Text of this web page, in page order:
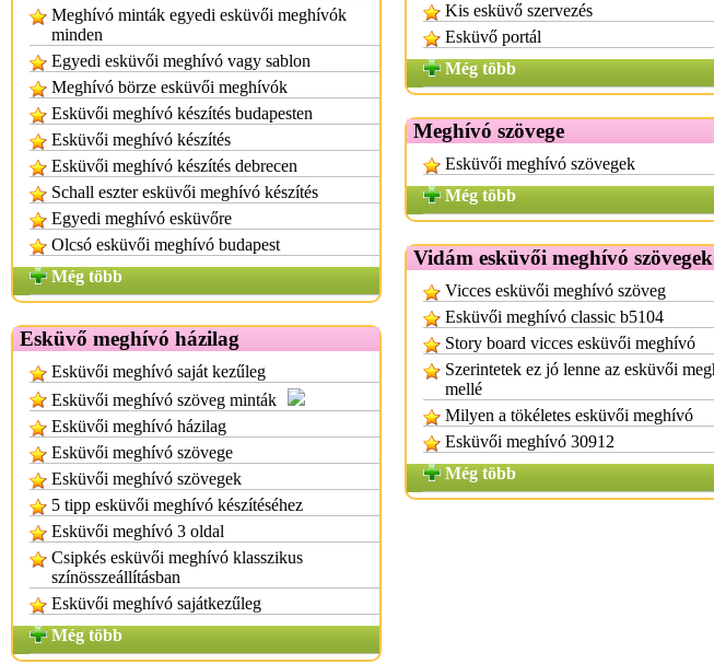
Meghívó minták egyedi esküvői meghívók
minden
Egyedi esküvői meghívó vagy sablon
Meghívó börze esküvői meghívók
Esküvői meghívó készítés budapesten
Esküvői meghívó készítés
Esküvői meghívó készítés debrecen
Schall eszter esküvői meghívó készítés
Egyedi meghívó esküvőre
Olcsó esküvői meghívó budapest
Még több
Esküvő meghívó házilag
Esküvői meghívó saját kezűleg
Esküvői meghívó szöveg minták
Esküvői meghívó házilag
Esküvői meghívó szövege
Esküvői meghívó szövegek
5 tipp esküvői meghívó készítéséhez
Esküvői meghívó 3 oldal
Csipkés esküvői meghívó klasszikus
színösszeállításban
Esküvői meghívó sajátkezűleg
Még több
Kis esküvő szervezés
Esküvő portál
Még több
Meghívó szövege
Esküvői meghívó szövegek
Még több
Vidám esküvői meghívó szövegek
Vicces esküvői meghívó szöveg
Esküvői meghívó classic b5104
Story board vicces esküvői meghívó
Szerintetek ez jó lenne az esküvői
mellé
Milyen a tökéletes esküvői meghívó
Esküvői meghívó 30912
Még több